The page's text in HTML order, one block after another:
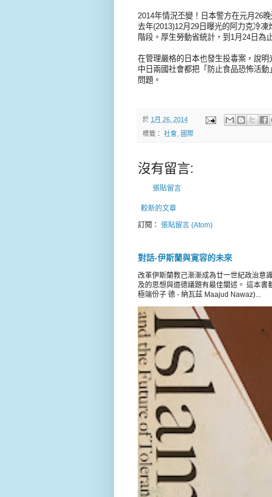
2014年情況丕變！日本警方在元月26
去年(2013)12月29日曝光的阿力克冷
階段。厚生勞動省統計，到1月24日為
在管理嚴格的日本也發生投毒案，說
中日兩國社會都把「防止食品恐怖活
問題。
於 1月 26, 2014
標籤： 社會, 國際
沒有留言:
張貼留言
較新的文章
訂閱： 張貼留言 (Atom)
對話-伊斯蘭與寛容的未來
改革伊斯蘭教己漸漸成為廿一世紀政治意
及的思想與道德議題有最佳闡述。 這本書
極端份子 德 - 納瓦茲 Maajud Nawaz)...